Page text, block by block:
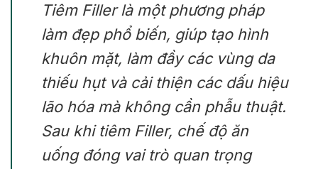
Tiêm Filler là một phương pháp
làm đẹp phổ biến, giúp tạo hình
khuôn mặt, làm đầy các vùng da
thiếu hụt và cải thiện các dấu hiệu
lão hóa mà không cần phẫu thuật.
Sau khi tiêm Filler, chế độ ăn
uống đóng vai trò quan trọng